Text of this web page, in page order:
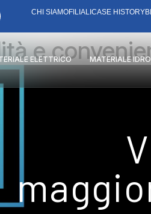
CHI SIAMOFILIALICASE HISTORY
ELETTRICO MATERIALE
e